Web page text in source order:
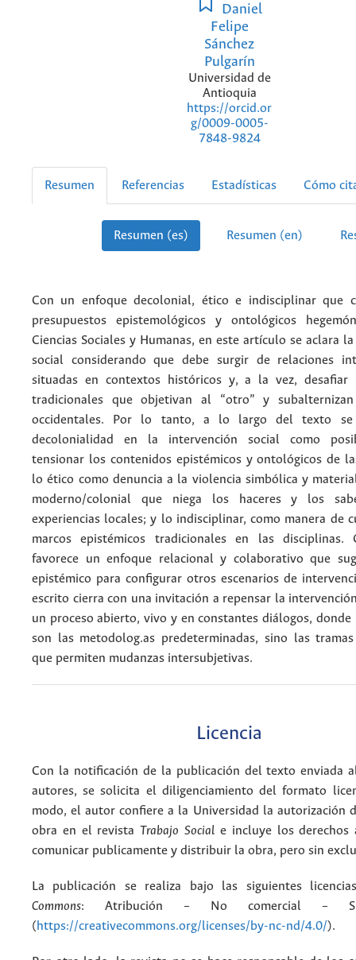
Daniel
Felipe
Sánchez
Pulgarín
Universidad de
Antioquia
https://orcid.or
g/0009-0005-
7848-9824
Resumen Referencias Estadísticas Cómo
Resumen (es) Resumen (en)
Con un enfoque decolonial, ético e indisciplinar que
presupuestos epistemológicos y ontológicos
Ciencias Sociales y Humanas, en este artículo se aclara
social considerando que debe surgir de relaciones
situadas en contextos históricos y, a la vez, desafiar
tradicionales que objetivan al “otro” y
occidentales. Por lo tanto, a lo largo del texto se
decolonialidad en la intervención social como
tensionar los contenidos epistémicos y ontológicos de
lo ético como denuncia a la violencia simbólica y
moderno/colonial que niega los haceres y los
experiencias locales; y lo indisciplinar, como manera de
marcos epistémicos tradicionales en las
favorece un enfoque relacional y colaborativo que
epistémico para configurar otros escenarios de
escrito cierra con una invitación a repensar la
un proceso abierto, vivo y en constantes diálogos,
son las metodolog.as predeterminadas, sino las
que permiten mudanzas intersubjetivas.
Licencia
Con la notificación de la publicación del texto enviada
autores, se solicita el diligenciamiento del formato
modo, el autor confiere a la Universidad la autorización
obra en el revistaTrabajo Social e incluye los derechos
comunicar publicamente y distribuir la obra, pero sin
La publicación se realiza bajo las siguientes
Commons: Atribución – No comercial –
(https://creativecommons.org/licenses/by-nc-nd/4.0/).